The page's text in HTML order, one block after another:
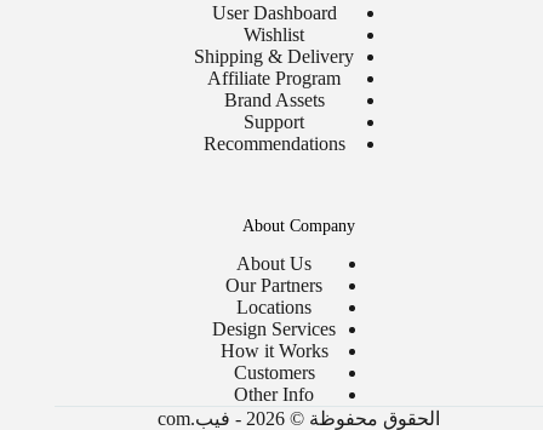
User Dashboard
Wishlist
Shipping & Delivery
Affiliate Program
Brand Assets
Support
Recommendations
About Company
About Us
Our Partners
Locations
Design Services
How it Works
Customers
Other Info
الحقوق محفوظة © 2026 - فيب.com